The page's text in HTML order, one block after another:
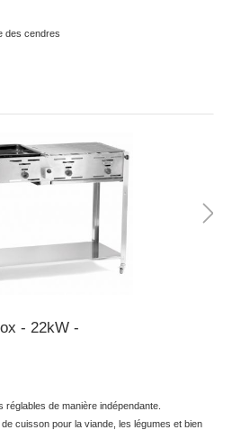
des cendres
- 22kW -
de manière indépendante.
cuisson pour la viande, les légumes et bien